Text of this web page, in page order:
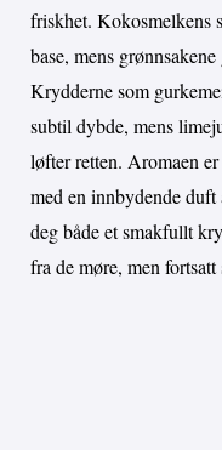
friskhet. Kokosmelkens
base, mens
Krydderne som
subtil dybde, mens
løfter retten. Aromaen
med en innbydende
deg både et smakfullt
fra de møre, men